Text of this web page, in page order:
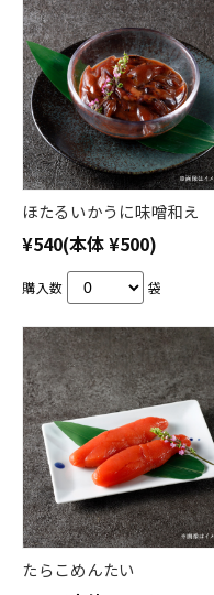
ほたるいかうに味噌和え
¥540(本体 ¥500)
購入数 袋
たらこめんたい